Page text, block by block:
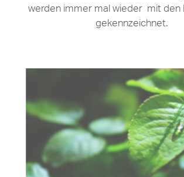
werden immer mal wieder mit den
gekennzeichnet.